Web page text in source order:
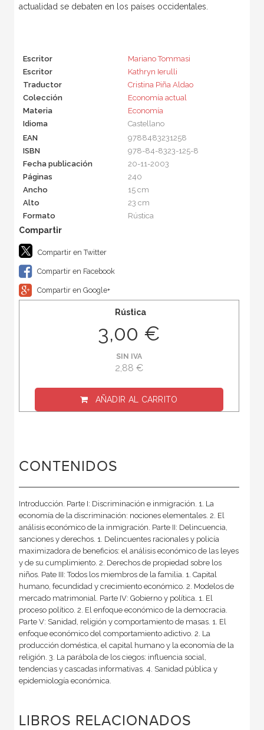
actualidad se debaten en los países occidentales.
Escritor
Mariano Tommasi
Escritor
Kathryn Ierulli
Traductor
Cristina Piña Aldao
Colección
Economía actual
Materia
Economía
Idioma
Castellano
EAN
9788483231258
ISBN
978-84-8323-125-8
Fecha publicación
20-11-2003
Páginas
240
Ancho
15 cm
Alto
23 cm
Formato
Rústica
Compartir en Twitter
Compartir en Facebook
Compartir en Google+
Rústica
3,00 €
SIN IVA
2,88 €
AÑADIR AL CARRITO
CONTENIDOS
Introducción. Parte I: Discriminación e inmigración. 1. La
economía de la discriminación: nociones elementales. 2. El
análisis económico de la inmigración. Parte II: Delincuencia,
sanciones y derechos. 1. Delincuentes racionales y policía
maximizadora de beneficios: el análisis económico de las leyes
y de su cumplimiento. 2. Derechos de propiedad sobre los
niños. Pate III: Todos los miembros de la familia. 1. Capital
humano, fecundidad y crecimiento económico. 2. Modelos de
mercado matrimonial. Parte IV: Gobierno y política. 1. El
proceso político. 2. El enfoque económico de la democracia.
Parte V: Sanidad, religión y comportamiento de masas. 1. El
enfoque económico del comportamiento adictivo. 2. La
producción doméstica, el capital humano y la economía de la
religión. 3. La parábola de los ciegos: influencia social,
tendencias y cascadas informativas. 4. Sanidad pública y
epidemiología económica.
LIBROS RELACIONADOS